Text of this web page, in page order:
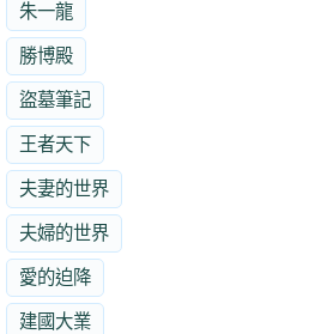
朱一龍
勝博殿
盜墓筆記
王者天下
夫妻的世界
夫婦的世界
愛的迫降
建國大業